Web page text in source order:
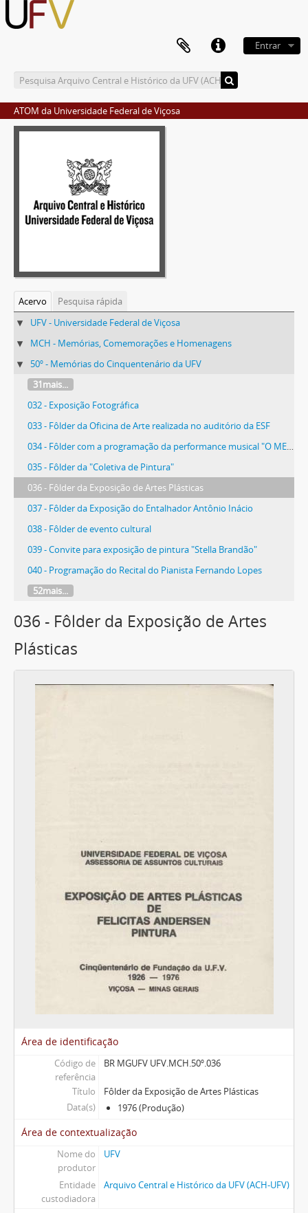
Entrar
ATOM da Universidade Federal de Viçosa
Acervo
Pesquisa rápida
UFV - Universidade Federal de Viçosa
MCH - Memórias, Comemorações e Homenagens
50º - Memórias do Cinquentenário da UFV
31mais...
032 - Exposição Fotográfica
033 - Fôlder da Oficina de Arte realizada no auditório da ESF
034 - Fôlder com a programação da performance musical "O MELHOR DOS NEGRO SPIRITUALS"
035 - Fôlder da "Coletiva de Pintura"
036 - Fôlder da Exposição de Artes Plásticas
037 - Fôlder da Exposição do Entalhador Antônio Inácio
038 - Fôlder de evento cultural
039 - Convite para exposição de pintura "Stella Brandão"
040 - Programação do Recital do Pianista Fernando Lopes
52mais...
036 - Fôlder da Exposição de Artes
Plásticas
Área de identificação
Código de
referência
BR MGUFV UFV.MCH.50º.036
Título
Fôlder da Exposição de Artes Plásticas
Data(s)
1976 (Produção)
Área de contextualização
Nome do
produtor
UFV
Entidade
custodiadora
Arquivo Central e Histórico da UFV (ACH-UFV)